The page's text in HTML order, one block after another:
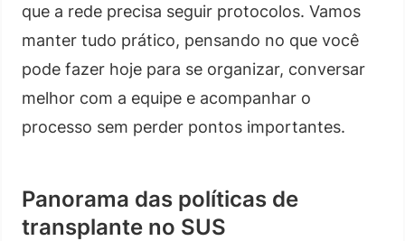
que a rede precisa seguir protocolos. Vamos
manter tudo prático, pensando no que você
pode fazer hoje para se organizar, conversar
melhor com a equipe e acompanhar o
processo sem perder pontos importantes.
Panorama das políticas de
transplante no SUS